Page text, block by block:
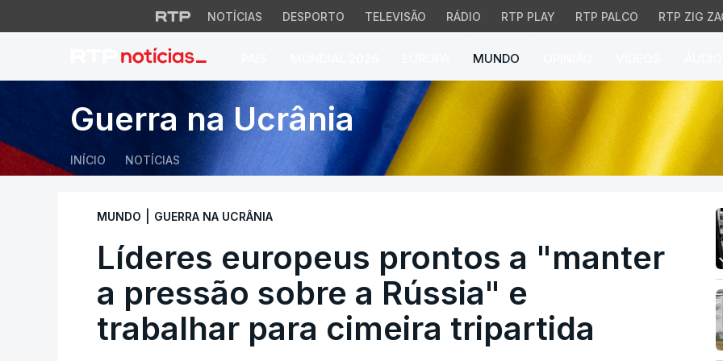
NOTÍCIAS DESPORTO TELEVISÃO RÁDIO RTP PLAY RTP PALCO RTP ZIG
MUNDO
Líderes europeus prontos a "manter a
Guerra na Ucrânia
INÍCIO NOTÍCIAS
MUNDO GUERRA NA UCRÂNIA
Líderes europeus prontos a "manter
a pressão sobre a Rússia" e
trabalhar para cimeira tripartida